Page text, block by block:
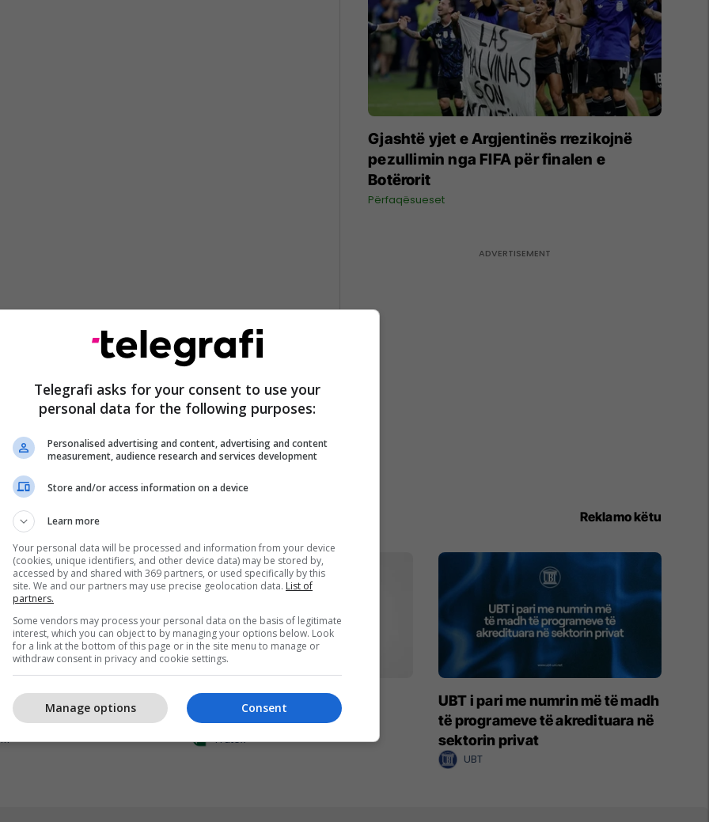
Gjashtë yjet e Argjentinës rrezikojnë
pezullimin nga FIFA për finalen e
Botërorit
Përfaqësueset
Reklamo këtu
Internet kudo dhe 15%
Frutex lanson në treg ART
Ketchup
Frutex
UBT i pari me numrin më të madh
të programeve të akredituara në
sektorin privat
UBT
Telegrafi asks for your consent to use your
personal data for the following purposes:
Personalised advertising and content, advertising and content
measurement, audience research and services development
Store and/or access information on a device
Learn more
Your personal data will be processed and information from your device
(cookies, unique identifiers, and other device data) may be stored by,
accessed by and shared with 369 partners, or used specifically by this
site. We and our partners may use precise geolocation data. List of
partners.
Some vendors may process your personal data on the basis of legitimate
interest, which you can object to by managing your options below. Look
for a link at the bottom of this page or in the site menu to manage or
withdraw consent in privacy and cookie settings.
Consent
Manage options